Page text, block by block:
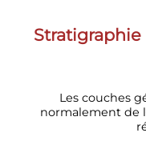
Stratigraphie
Les couches
normalement de